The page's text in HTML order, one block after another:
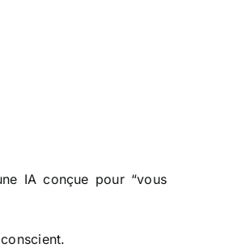
IA conçue pour “vous